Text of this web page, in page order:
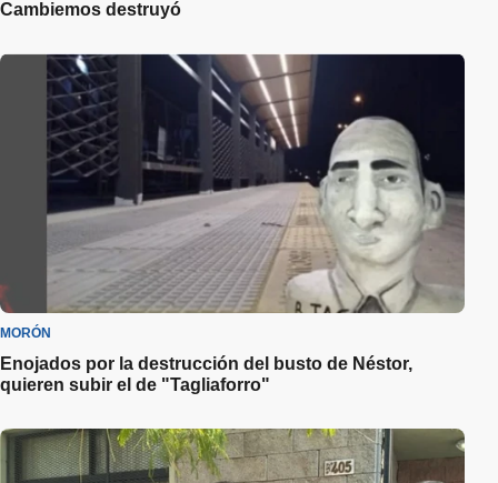
Cambiemos destruyó
MORÓN
Enojados por la destrucción del busto de Néstor,
quieren subir el de "Tagliaforro"